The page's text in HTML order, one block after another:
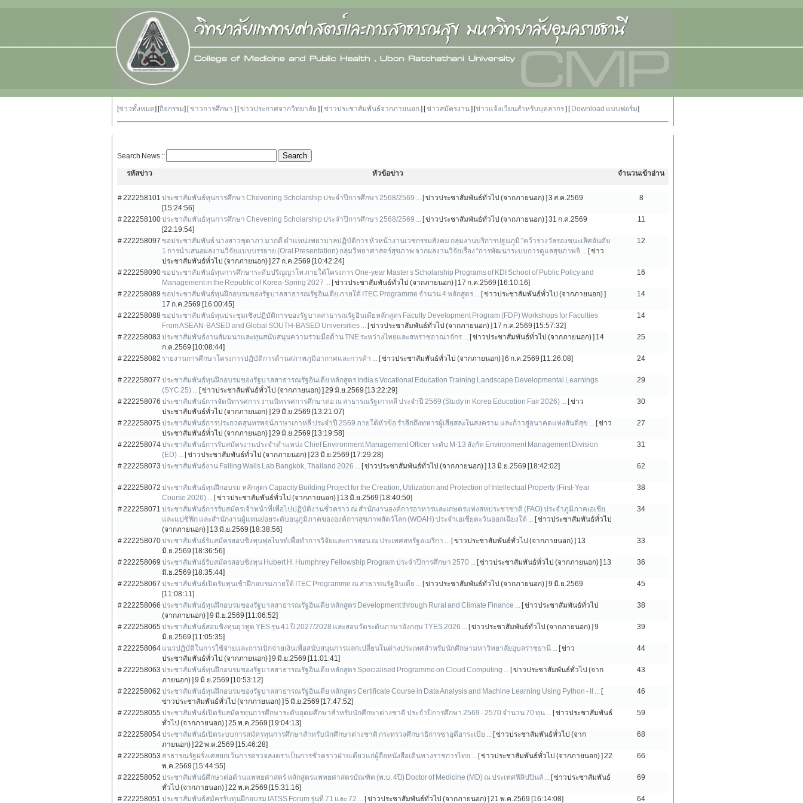
[ข่าวทั้งหมด] [กิจกรรม] [ข่าวการศึกษา ] [ข่าวประกาศจากวิทยาลัย ] [ข่าวประชาสัมพันธ์จากภายนอก] [ข่าวสมัครงาน] [ข่าวแจ้งเวียนสำหรับบุคลากร] [Download แบบฟอร์ม]
Search News ::
รหัสข่าว หัวข้อข่าว จำนวนเข้าอ่าน
# 222258101 ประชาสัมพันธ์ทุนการศึกษา Chevening Scholarship ประจำปีการศึกษา 2568/2569 ... [ ข่าวประชาสัมพันธ์ทั่วไป (จากภายนอก) ] 3 ส.ค.2569
[15:24:56]
8
# 222258100ประชาสัมพันธ์ทุนการศึกษา Chevening Scholarship ประจำปีการศึกษา 2568/2569 ... [ ข่าวประชาสัมพันธ์ทั่วไป (จากภายนอก) ] 31 ก.ค.2569
[22:19:54]
11
# 222258097 ขอประชาสัมพันธ์ นางสาวชุดาภา มากดี ตำแหน่งพยาบาลปฏิบัติการ หัวหน้างานเวชกรรมสังคม กลุ่มงานบริการปฐมภูมิ "คว้ารางวัลรองชนะเลิศอันดับ
1 การนำเสนอผลงานวิจัยแบบบรรยาย (Oral Presentation) กลุ่มวิทยาศาสตร์สุขภาพ จากผลงานวิจัยเรื่อง “การพัฒนาระบบการดูแลสุขภาพจิ ... [ ข่าว
ประชาสัมพันธ์ทั่วไป (จากภายนอก) ] 27 ก.ค.2569 [10:42:24]
12
# 222258090ขอประชาสัมพันธ์ทุนการศึกษาระดับปริญญาโท ภายใต้โครงการ One-year Master s Scholarship Programs of KDI School of Public Policy and
Management in the Republic of Korea-Spring 2027 ... [ ข่าวประชาสัมพันธ์ทั่วไป (จากภายนอก) ] 17 ก.ค.2569 [16:10:16]
16
# 222258089 ขอประชาสัมพันธ์ทุนฝึกอบรมของรัฐบาลสาธารณรัฐอินเดีย ภายใต้ ITEC Programme จำนวน 4 หลักสูตร ... [ ข่าวประชาสัมพันธ์ทั่วไป (จากภายนอก) ]
17 ก.ค.2569 [16:00:45]
14
# 222258088ขอประชาสัมพันธ์ทุนประชุมเชิงปฏิบัติการของรัฐบาลสาธารณรัฐอินเดียหลักสูตร Faculty Development Program (FDP) Workshops for Faculties
From ASEAN-BASED and Global SOUTH-BASED Universities ... [ ข่าวประชาสัมพันธ์ทั่วไป (จากภายนอก) ] 17 ก.ค.2569 [15:57:32]
14
# 222258083 ประชาสัมพันธ์งานสัมมนาและทุนสนับสนุนความร่วมมือด้าน TNE ระหว่างไทยและสหราชอาณาจักร ... [ ข่าวประชาสัมพันธ์ทั่วไป (จากภายนอก) ] 14
ก.ค.2569 [10:08:44]
25
# 222258082 รายงานการศึกษาโครงการปฏิบัติการด้านสภาพภูมิอากาศและการค้า ... [ ข่าวประชาสัมพันธ์ทั่วไป (จากภายนอก) ] 6 ก.ค.2569 [11:26:08] 24
# 222258077 ประชาสัมพันธ์ทุนฝึกอบรมของรัฐบาลสาธารณรัฐอินเดีย หลักสูตร India s Vocational Education Training Landscape Developmental Learnings
(SYC 25) ... [ ข่าวประชาสัมพันธ์ทั่วไป (จากภายนอก) ] 29 มิ.ย.2569 [13:22:29]
29
# 222258076 ประชาสัมพันธ์การจัดนิทรรศการ งานนิทรรศการศึกษาต่อ ณ สาธารณรัฐเกาหลี ประจำปี 2569 (Study in Korea Education Fair 2026) ... [ ข่าว
ประชาสัมพันธ์ทั่วไป (จากภายนอก) ] 29 มิ.ย.2569 [13:21:07]
30
# 222258075 ประชาสัมพันธ์การประกวดสุนทรพจน์ภาษาเกาหลี ประจำปี 2569 ภายใต้หัวข้อ รำลึกถึงทหารผู้เสียสละในสงคราม และก้าวสู่อนาคตแห่งสันติสุข ... [ ข่าว
ประชาสัมพันธ์ทั่วไป (จากภายนอก) ] 29 มิ.ย.2569 [13:19:58]
27
# 222258074ประชาสัมพันธ์การรับสมัครงานประจำตำแหน่ง Chief Environment Management Officer ระดับ M-13 สังกัด Environment Management Division
(ED) ... [ ข่าวประชาสัมพันธ์ทั่วไป (จากภายนอก) ] 23 มิ.ย.2569 [17:29:28]
31
# 222258073 ประชาสัมพันธ์งาน Falling Walls Lab Bangkok, Thailand 2026 ... [ ข่าวประชาสัมพันธ์ทั่วไป (จากภายนอก) ] 13 มิ.ย.2569 [18:42:02] 62
# 222258072 ประชาสัมพันธ์ทุนฝึกอบรม หลักสูตร Capacity Building Project for the Creation, Utilization and Protection of Intellectual Property (First-Year
Course 2026) ... [ ข่าวประชาสัมพันธ์ทั่วไป (จากภายนอก) ] 13 มิ.ย.2569 [18:40:50]
38
# 222258071 ประชาสัมพันธ์การรับสมัครเจ้าหน้าที่เพื่อไปปฏิบัติงานชั่วคราว ณ สำนักงานองค์การอาหารและเกษตรแห่งสหประชาชาติ (FAO) ประจำภูมิภาคเอเชีย
และแปซิฟิก และสำนักงานผู้แทนย่อยระดับอนุภูมิภาคขององค์การสุขภาพสัตว์โลก (WOAH) ประจำเอเชียตะวันออกเฉียงใต้ ... [ ข่าวประชาสัมพันธ์ทั่วไป
(จากภายนอก) ] 13 มิ.ย.2569 [18:38:56]
34
# 222258070ประชาสัมพันธ์รับสมัครสอบชิงทุนฟุลไบรท์เพื่อทำการวิจัยและการสอน ณ ประเทศสหรัฐอเมริกา ... [ ข่าวประชาสัมพันธ์ทั่วไป (จากภายนอก) ] 13
มิ.ย.2569 [18:36:56]
33
# 222258069 ประชาสัมพันธ์รับสมัครสอบชิงทุน Hubert H. Humphrey Fellowship Program ประจำปีการศึกษา 2570 ... [ ข่าวประชาสัมพันธ์ทั่วไป (จากภายนอก) ] 13
มิ.ย.2569 [18:35:44]
36
# 222258067 ประชาสัมพันธ์เปิดรับทุนเข้าฝึกอบรมภายใต้ ITEC Programme ณ สาธารณรัฐอินเดีย ... [ ข่าวประชาสัมพันธ์ทั่วไป (จากภายนอก) ] 9 มิ.ย.2569
[11:08:11]
45
# 222258066 ประชาสัมพันธ์ทุนฝึกอบรมของรัฐบาลสาธารณรัฐอินเดีย หลักสูตร Development through Rural and Climate Finance ... [ ข่าวประชาสัมพันธ์ทั่วไป
(จากภายนอก) ] 9 มิ.ย.2569 [11:06:52]
38
# 222258065 ประชาสัมพันธ์สอบชิงทุนยุวทูต YES รุ่น 41 ปี 2027/2028 และสอบวัดระดับภาษาอังกฤษ TYES 2026 ... [ ข่าวประชาสัมพันธ์ทั่วไป (จากภายนอก) ] 9
มิ.ย.2569 [11:05:35]
39
# 222258064 แนวปฏิบัติในการใช้จ่ายและการเบิกจ่ายเงินเพื่อสนับสนุนการแลกเปลี่ยนในต่างประเทศสำหรับนักศึกษามหาวิทยาลัยอุบลราชธานี ... [ ข่าว
ประชาสัมพันธ์ทั่วไป (จากภายนอก) ] 9 มิ.ย.2569 [11:01:41]
44
# 222258063 ประชาสัมพันธ์ทุนฝึกอบรมของรัฐบาลสาธารณรัฐอินเดีย หลักสูตร Specialised Programme on Cloud Computing ... [ ข่าวประชาสัมพันธ์ทั่วไป (จาก
ภายนอก) ] 9 มิ.ย.2569 [10:53:12]
43
# 222258062 ประชาสัมพันธ์ทุนฝึกอบรมของรัฐบาลสาธารณรัฐอินเดีย หลักสูตร Certificate Course in Data Analysis and Machine Learning Using Python - II ... [
ข่าวประชาสัมพันธ์ทั่วไป (จากภายนอก) ] 5 มิ.ย.2569 [17:47:52]
46
# 222258055 ประชาสัมพันธ์เปิดรับสมัครทุนการศึกษาระดับอุดมศึกษาสำหรับนักศึกษาต่างชาติ ประจำปีการศึกษา 2569 - 2570 จำนวน 70 ทุน ... [ ข่าวประชาสัมพันธ์
ทั่วไป (จากภายนอก) ] 25 พ.ค.2569 [19:04:13]
59
# 222258054ประชาสัมพันธ์เปิดระบบการสมัครทุนการศึกษาสำหรับนักศึกษาต่างชาติ กระทรวงศึกษาธิการซาอุดีอาระเบีย ... [ ข่าวประชาสัมพันธ์ทั่วไป (จาก
ภายนอก) ] 22 พ.ค.2569 [15:46:28]
68
# 222258053 สาธารณรัฐฝรั่งเศสยกเว้นการตรวจลงตราเป็นการชั่วคราวฝ่ายเดียวแก่ผู้ถือหนังสือเดินทางราชการไทย ... [ ข่าวประชาสัมพันธ์ทั่วไป (จากภายนอก) ] 22
พ.ค.2569 [15:44:55]
66
# 222258052 ประชาสัมพันธ์ศึกษาต่อด้านแพทยศาสตร์ หลักสูตรแพทยศาสตรบัณฑิต (พ.บ. 4ปี) Doctor of Medicine (MD) ณ ประเทศฟิลิปปินส์ ... [ ข่าวประชาสัมพันธ์
ทั่วไป (จากภายนอก) ] 22 พ.ค.2569 [15:31:16]
69
# 222258051 ประชาสัมพันธ์สมัครรับทุนฝึกอบรม IATSS Forum รุ่นที่ 71 และ 72 ... [ ข่าวประชาสัมพันธ์ทั่วไป (จากภายนอก) ] 21 พ.ค.2569 [16:14:08] 64